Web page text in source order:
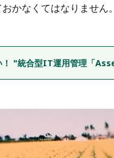
かなくてはなりません。
！ "統合型IT運用管理「